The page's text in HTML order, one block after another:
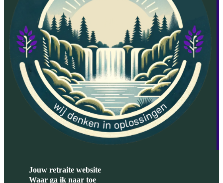
Jouw retraite website
Waar ga ik naar toe